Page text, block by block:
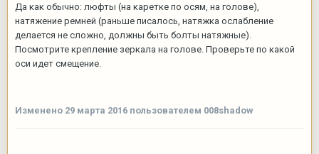
Да как обычно: люфты (на каретке по осям, на голове),
натяжение ремней (раньше писалось, натяжка ослабление
делается не сложно, должны быть болты натяжные).
Посмотрите крепление зеркала на голове. Проверьте по какой
оси идет смещение.
Изменено 29 марта 2016 пользователем 008shadow